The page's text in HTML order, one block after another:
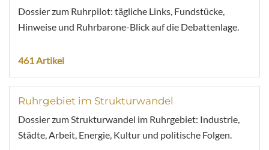
Dossier zum Ruhrpilot: tägliche Links, Fundstücke,
Hinweise und Ruhrbarone-Blick auf die Debattenlage.
461 Artikel
Ruhrgebiet im Strukturwandel
Dossier zum Strukturwandel im Ruhrgebiet: Industrie,
Städte, Arbeit, Energie, Kultur und politische Folgen.